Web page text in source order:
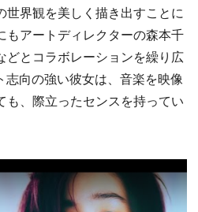
世界観を美しく描き出すことに
もアートディレクターの森本千
どとコラボレーションを繰り広
向の強い彼女は、音楽を映像
も、際立ったセンスを持ってい